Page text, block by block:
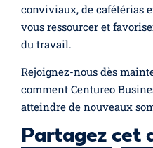
conviviaux, de cafétérias
vous ressourcer et
du travail.
Rejoignez-nous dès
comment Centureo
atteindre de nouveaux
Partagez cet